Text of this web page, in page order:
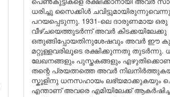
ധരിച്ചു സൈക്കിൾ ചവിട്ടുമായിരുന്നുവെന്നു
പറയപ്പെടുന്നു. 1931-ലെ ദാരുണമായ ഒരു
വീഴ്ചയെത്തുടർന്ന് അവർ കിടക്കയിലേക്കു
ഒതുങ്ങിപ്പോയതിനുശേഷവും അവർ ഈ
മറ്റുള്ളവരിലൂടെ രക്ഷിക്കുന്നതു തുടർന്നു.
ലേഖനങ്ങളും പുസ്തകങ്ങളും
തന്റെ പ്രയത്നത്തെ അവർ
സ്കൂളിനു ധനസഹായം ലഭ്യമാക്കുകയും
എന്താണ് അവരെ എമിയിലേക്ക്